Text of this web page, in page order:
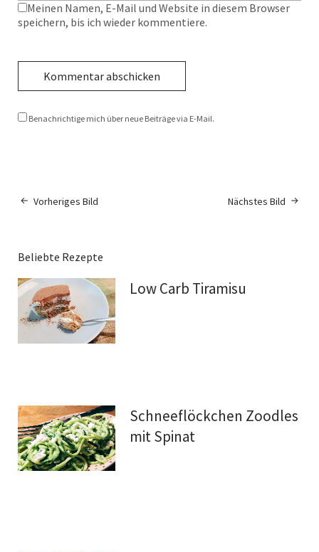
Meinen Namen, E-Mail und Website in diesem Browser
speichern, bis ich wieder kommentiere.
Benachrichtige mich über neue Beiträge via E-Mail.
Nächstes Bild
Vorheriges Bild
Beliebte Rezepte
Low Carb Tiramisu
Schneeflöckchen Zoodles
mit Spinat